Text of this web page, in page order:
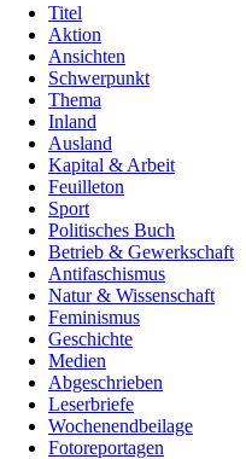
Titel
Aktion
Ansichten
Schwerpunkt
Thema
Inland
Ausland
Kapital & Arbeit
Feuilleton
Sport
Politisches Buch
Betrieb & Gewerkschaft
Antifaschismus
Natur & Wissenschaft
Feminismus
Geschichte
Medien
Abgeschrieben
Leserbriefe
Wochenendbeilage
Fotoreportagen